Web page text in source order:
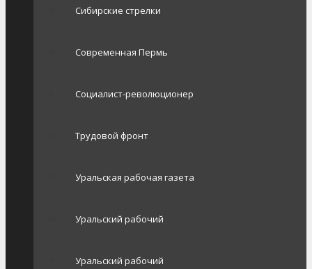
Сибирские стрелки
Современная Пермь
Социалист-революционер
Трудовой фронт
Уральская рабочая газета
Уральский рабочий
Уральский рабочий